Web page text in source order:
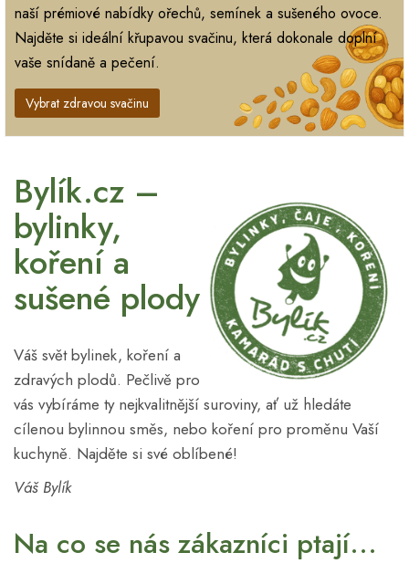
naší prémiové nabídky ořechů, semínek a sušeného ovoce.
Najděte si ideální křupavou svačinu, která dokonale doplní
vaše snídaně a pečení.
Vybrat zdravou svačinu
Bylík.cz –
bylinky,
koření a
sušené plody
Váš svět bylinek, koření a
zdravých plodů. Pečlivě pro
vás vybíráme ty nejkvalitnější suroviny, ať už hledáte
cílenou bylinnou směs, nebo koření pro proměnu Vaší
kuchyně. Najděte si své oblíbené!
Váš Bylík
Na co se nás zákazníci ptají...